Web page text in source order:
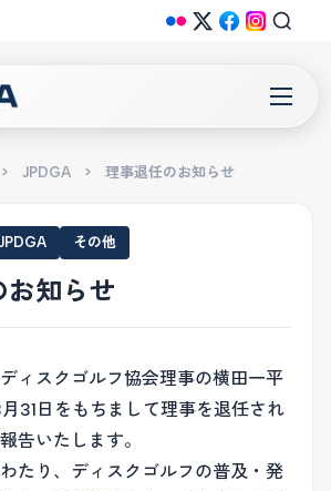
> JPDGA > 理事退任のお知らせ
その他
お知らせ
ィスクゴルフ協会理事の横田一平
31日をもちまして理事を退任され
告いたします。
たり、ディスクゴルフの普及・発